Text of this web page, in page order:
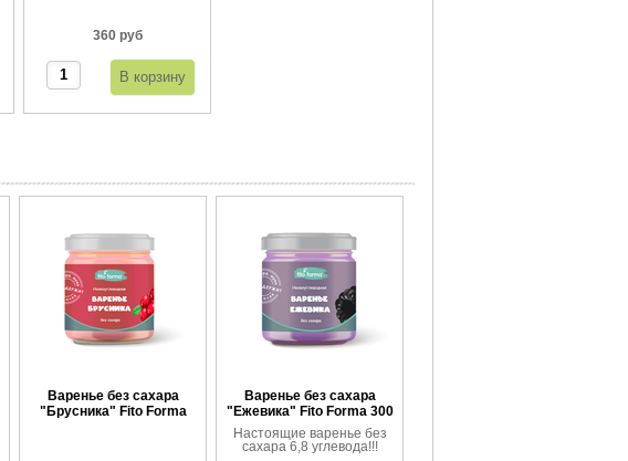
360 руб
Варенье без сахара
"Брусника" Fito Forma
Варенье без сахара
"Ежевика" Fito Forma 300
г
Настоящие варенье без
сахара 6,8 углевода!!!